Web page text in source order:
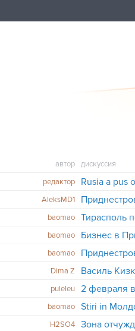
автор
дискуссия
редактор
AleksMD1
baomao
baomao
baomao
Dima Z
puleleu
2 февраля
baomao Stiri in
H2SO4 Зона